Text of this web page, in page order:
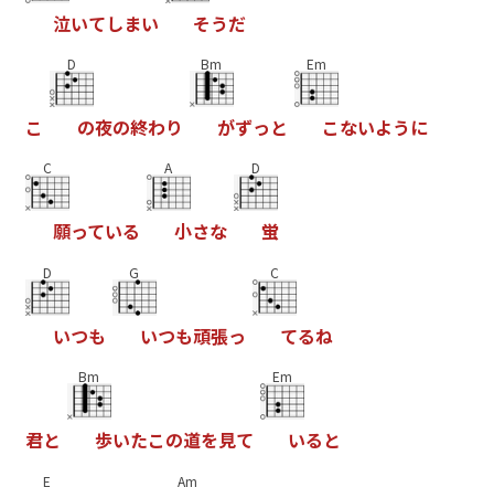
泣いてしまい そうだ
こ
D
の夜の終わり
Bm
がずっ と
Em
こないよう に
C
願っている
A
小さな
D
蛍
D
いつも
G
いつも頑張っ
C
てるね
君と
Bm
歩いたこの道を見て
Em
いる と
E Am